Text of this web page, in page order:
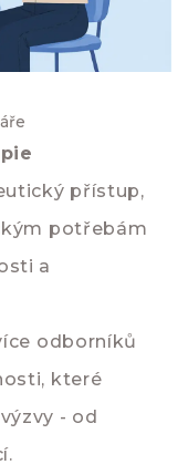
přístup,
potřebám
a
odborníků
které
- od